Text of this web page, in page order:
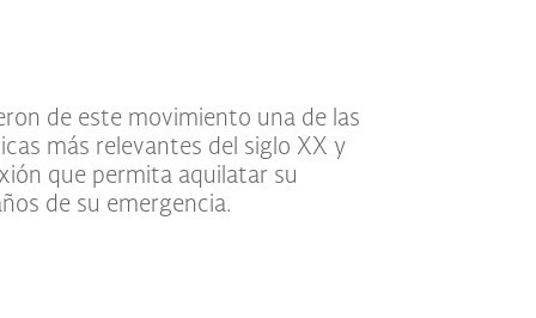
de su emergencia.